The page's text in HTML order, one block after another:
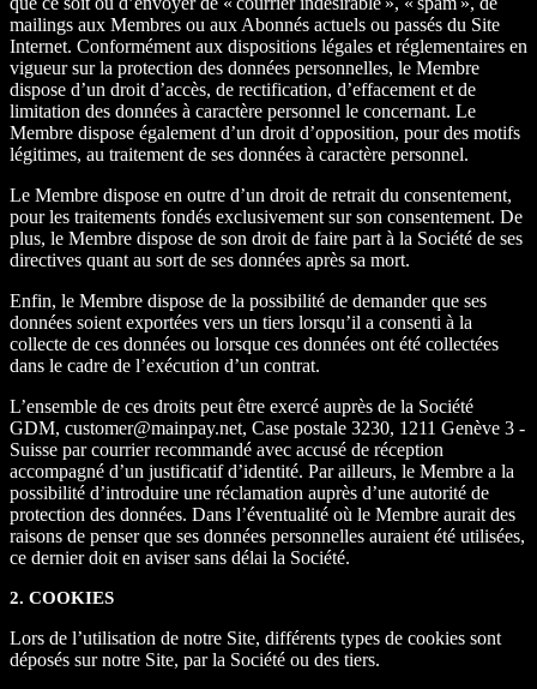
mailings aux Membres ou aux Abonnés actuels ou passés du Site
Internet. Conformément aux dispositions légales et réglementaires en
vigueur sur la protection des données personnelles, le Membre
dispose d’un droit d’accès, de rectification, d’effacement et de
limitation des données à caractère personnel le concernant. Le
Membre dispose également d’un droit d’opposition, pour des motifs
légitimes, au traitement de ses données à caractère personnel.
Le Membre dispose en outre d’un droit de retrait du consentement,
pour les traitements fondés exclusivement sur son consentement. De
plus, le Membre dispose de son droit de faire part à la Société de ses
directives quant au sort de ses données après sa mort.
Enfin, le Membre dispose de la possibilité de demander que ses
données soient exportées vers un tiers lorsqu’il a consenti à la
collecte de ces données ou lorsque ces données ont été collectées
dans le cadre de l’exécution d’un contrat.
L’ensemble de ces droits peut être exercé auprès de la Société
GDM, customer@mainpay.net, Case postale 3230, 1211 Genève 3 -
Suisse par courrier recommandé avec accusé de réception
accompagné d’un justificatif d’identité. Par ailleurs, le Membre a la
possibilité d’introduire une réclamation auprès d’une autorité de
protection des données. Dans l’éventualité où le Membre aurait des
raisons de penser que ses données personnelles auraient été utilisées,
ce dernier doit en aviser sans délai la Société.
2. COOKIES
Lors de l’utilisation de notre Site, différents types de cookies sont
déposés sur notre Site, par la Société ou des tiers.